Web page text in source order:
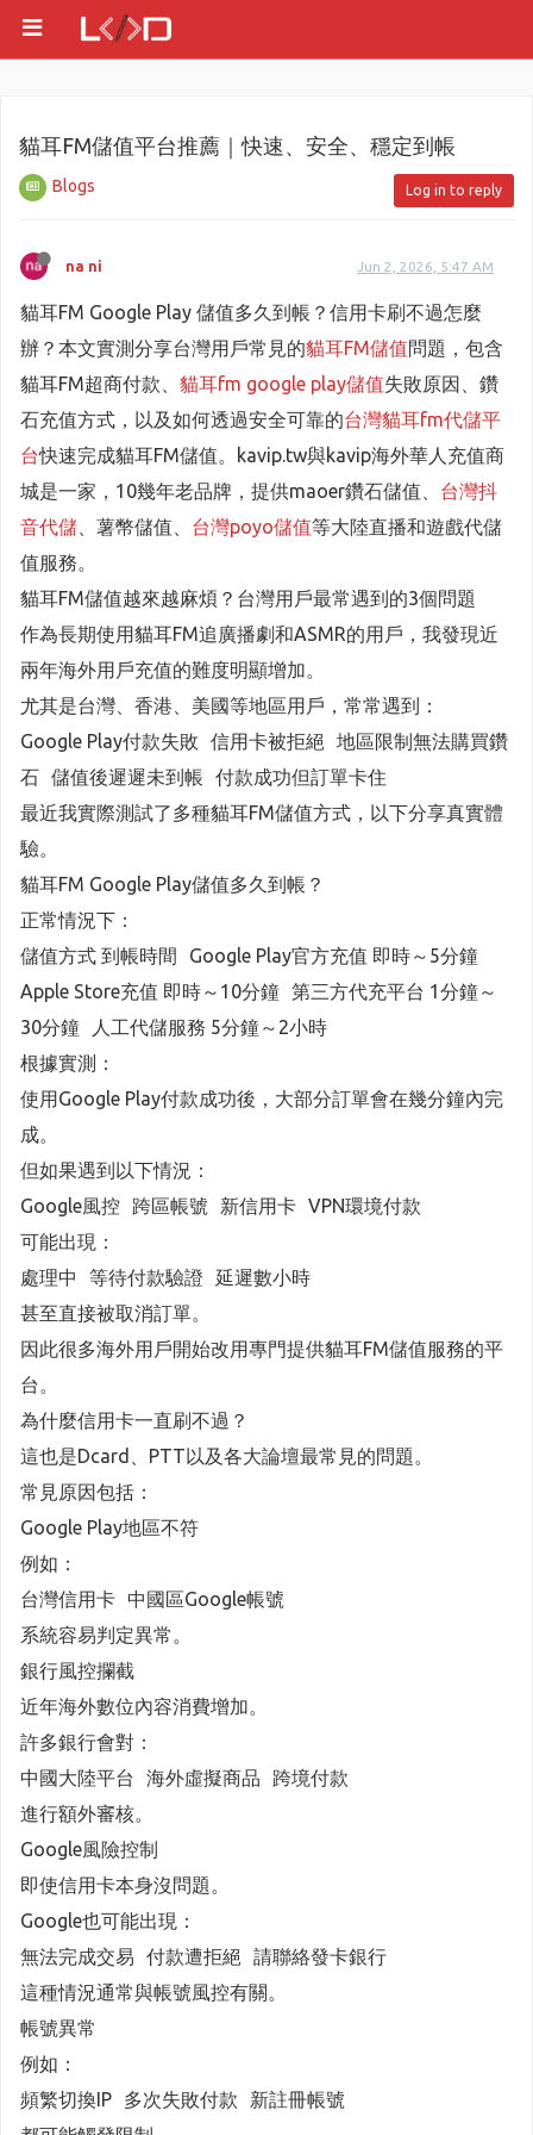
貓耳FM儲值平台推薦｜快速、安全、穩定到帳
Blogs Log in to reply
na ni Jun 2, 2026, 5:47 AM
貓耳FM Google Play 儲值多久到帳？信用卡刷不過怎麼
辦？本文實測分享台灣用戶常見的貓耳FM儲值問題，包含
貓耳FM超商付款、 貓耳fm google play儲值失敗原因、鑽
石充值方式，以及如何透過安全可靠的台灣貓耳fm代儲平
台快速完成貓耳FM儲值。kavip.tw與kavip海外華人充值商
城是一家，10幾年老品牌，提供maoer鑽石儲值、 台灣抖
音代儲 、薯幣儲值、 台灣poyo儲值等大陸直播和遊戲代儲
值服務。
貓耳FM儲值越來越麻煩？台灣用戶最常遇到的3個問題
作為長期使用貓耳FM追廣播劇和ASMR的用戶，我發現近
兩年海外用戶充值的難度明顯增加。
尤其是台灣、香港、美國等地區用戶，常常遇到：
Google Play付款失敗 信用卡被拒絕 地區限制無法購買鑽
石 儲值後遲遲未到帳 付款成功但訂單卡住
最近我實際測試了多種貓耳FM儲值方式，以下分享真實體
驗。
貓耳FM Google Play儲值多久到帳？
正常情況下：
儲值方式 到帳時間 Google Play官方充值 即時～5分鐘
Apple Store充值 即時～10分鐘 第三方代充平台 1分鐘～
30分鐘 人工代儲服務 5分鐘～2小時
根據實測：
使用Google Play付款成功後，大部分訂單會在幾分鐘內完
成。
但如果遇到以下情況：
Google風控 跨區帳號 新信用卡 VPN環境付款
可能出現：
處理中 等待付款驗證 延遲數小時
甚至直接被取消訂單。
因此很多海外用戶開始改用專門提供貓耳FM儲值服務的平
台。
為什麼信用卡一直刷不過？
這也是Dcard、PTT以及各大論壇最常見的問題。
常見原因包括：
Google Play地區不符
例如：
台灣信用卡 中國區Google帳號
系統容易判定異常。
銀行風控攔截
近年海外數位內容消費增加。
許多銀行會對：
中國大陸平台 海外虛擬商品 跨境付款
進行額外審核。
Google風險控制
即使信用卡本身沒問題。
Google也可能出現：
無法完成交易 付款遭拒絕 請聯絡發卡銀行
這種情況通常與帳號風控有關。
帳號異常
例如：
頻繁切換IP 多次失敗付款 新註冊帳號